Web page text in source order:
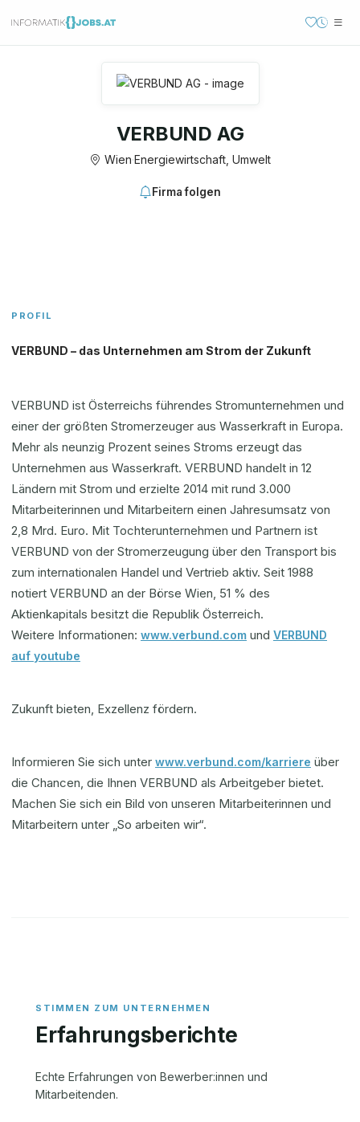
VERBUND AG
Wien·Energiewirtschaft, Umwelt
Firma folgen
PROFIL
VERBUND – das Unternehmen am Strom der Zukunft
VERBUND ist Österreichs führendes Stromunternehmen und
einer der größten Stromerzeuger aus Wasserkraft in Europa.
Mehr als neunzig Prozent seines Stroms erzeugt das
Unternehmen aus Wasserkraft. VERBUND handelt in 12
Ländern mit Strom und erzielte 2014 mit rund 3.000
Mitarbeiterinnen und Mitarbeitern einen Jahresumsatz von
2,8 Mrd. Euro. Mit Tochterunternehmen und Partnern ist
VERBUND von der Stromerzeugung über den Transport bis
zum internationalen Handel und Vertrieb aktiv. Seit 1988
notiert VERBUND an der Börse Wien, 51 % des
Aktienkapitals besitzt die Republik Österreich.
Weitere Informationen: www.verbund.com und VERBUND
auf youtube
Zukunft bieten, Exzellenz fördern.
Informieren Sie sich unter www.verbund.com/karriere über
die Chancen, die Ihnen VERBUND als Arbeitgeber bietet.
Machen Sie sich ein Bild von unseren Mitarbeiterinnen und
Mitarbeitern unter „So arbeiten wir“.
Erfahrungsberichte
Echte Erfahrungen von Bewerber:innen und
Mitarbeitenden.